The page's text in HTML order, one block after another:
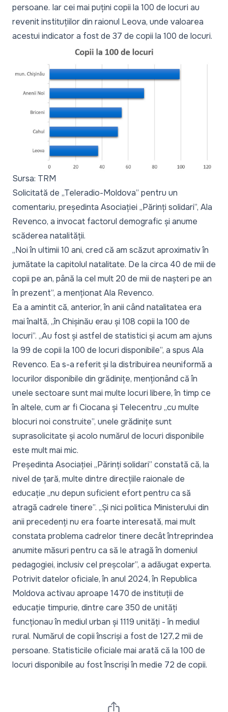
persoane. Iar cei mai puțini copii la 100 de locuri au
revenit instituțiilor din raionul Leova, unde valoarea
acestui indicator a fost de 37 de copii la 100 de locuri.
Sursa: TRM
Solicitată de „Teleradio-Moldova” pentru un
comentariu, președinta Asociației „Părinți solidari”, Ala
Revenco, a invocat factorul demografic și anume
scăderea natalității.
„Noi în ultimii 10 ani, cred că am scăzut aproximativ în
jumătate la capitolul natalitate. De la circa 40 de mii de
copii pe an, până la cel mult 20 de mii de nașteri pe an
în prezent”, a menționat Ala Revenco.
Ea a amintit că, anterior, în anii când natalitatea era
mai înaltă, „în Chișinău erau și 108 copii la 100 de
locuri”. „Au fost și astfel de statistici și acum am ajuns
la 99 de copii la 100 de locuri disponibile”, a spus Ala
Revenco. Ea s-a referit și la distribuirea neuniformă a
locurilor disponibile din grădinițe, menționând că în
unele sectoare sunt mai multe locuri libere, în timp ce
în altele, cum ar fi Ciocana și Telecentru „cu multe
blocuri noi construite”, unele grădinițe sunt
suprasolicitate și acolo numărul de locuri disponibile
este mult mai mic.
Președinta Asociației „Părinți solidari” constată că, la
nivel de țară, multe dintre direcțiile raionale de
educație „nu depun suficient efort pentru ca să
atragă cadrele tinere”. „Și nici politica Ministerului din
anii precedenți nu era foarte interesată, mai mult
constata problema cadrelor tinere decât întreprindea
anumite măsuri pentru ca să le atragă în domeniul
pedagogiei, inclusiv cel preșcolar”, a adăugat experta.
Potrivit datelor oficiale, în anul 2024, în Republica
Moldova activau aproape 1470 de instituții de
educație timpurie, dintre care 350 de unități
funcționau în mediul urban și 1119 unități - în mediul
rural. Numărul de copii înscriși a fost de 127,2 mii de
persoane. Statisticile oficiale mai arată că la 100 de
locuri disponibile au fost înscriși în medie 72 de copii.